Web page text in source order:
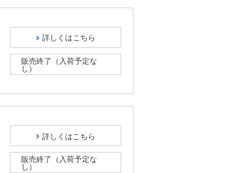
詳しくはこちら
販売終了（入荷予定な
し）
詳しくはこちら
販売終了（入荷予定な
し）